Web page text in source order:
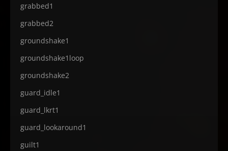
grabbed1
grabbed2
groundshake1
groundshake1loop
groundshake2
guard_idle1
guard_lkrt1
guard_lookaround1
guilt1